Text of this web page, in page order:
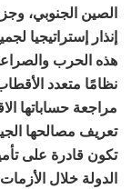
الصين الجنوبي،
إنذار إستراتيجيا
هذه الحرب
نظامًا متعدد
مراجعة حساباتها
تعريف مصالحها
تكون قادرة على
الدولة خلال